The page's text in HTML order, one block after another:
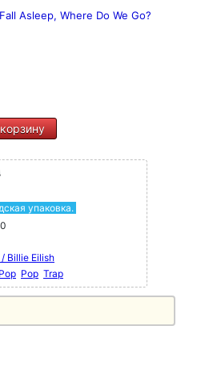
Asleep, Where Do We Go?
упаковка.
Billie Eilish
Pop Trap